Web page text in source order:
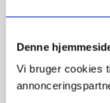
Denne
Vi bruger cookies